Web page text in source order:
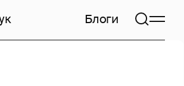
Блоги